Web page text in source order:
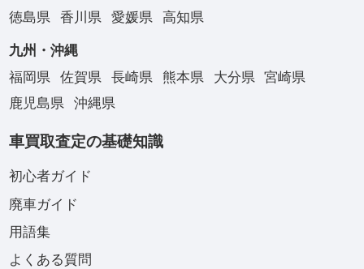
徳島県
香川県 愛媛県 高知県
九州・沖縄
福岡県
佐賀県 長崎県 熊本県 大分県
宮崎県
鹿児島県
沖縄県
車買取査定の基礎知識
初心者ガイド
廃車ガイド
用語集
よくある質問